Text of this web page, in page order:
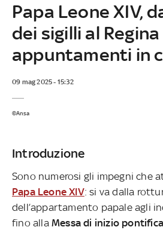
Papa Leone XIV,
dei sigilli al
appuntamenti in
09 mag 2025 - 15:32
©Ansa
Introduzione
Sono numerosi gli impegni che
Papa Leone XIV: si va dalla
dell’appartamento papale agli
fino alla Messa di inizio